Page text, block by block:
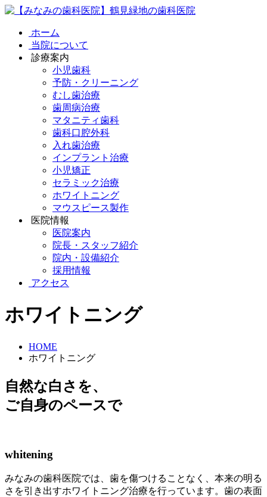
ホーム
当院について
診療案内
小児歯科
予防・クリーニング
むし歯治療
歯周病治療
マタニティ歯科
歯科口腔外科
入れ歯治療
インプラント治療
小児矯正
セラミック治療
ホワイトニング
マウスピース製作
医院情報
医院案内
院長・スタッフ紹介
院内・設備紹介
採用情報
アクセス
ホワイトニング
HOME
ホワイトニング
自然な白さを、
ご自身のペースで
whitening
みなみの歯科医院では、歯を傷つけることなく、本来の明る
さを引き出すホワイトニング治療を行っています。歯の表面